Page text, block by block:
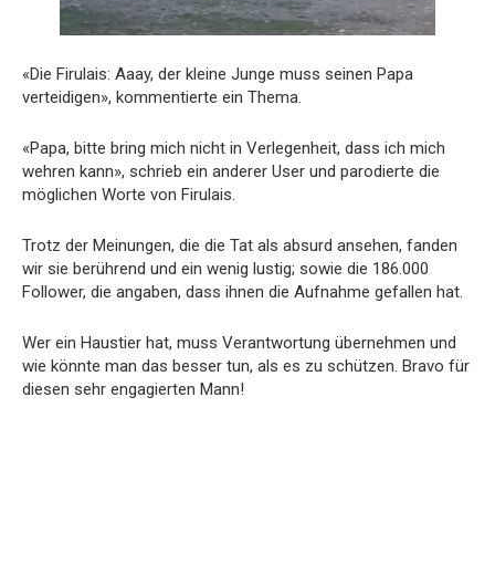
«Die Firulais: Aaay, der kleine Junge muss seinen Papa
verteidigen», kommentierte ein Thema.
«Papa, bitte bring mich nicht in Verlegenheit, dass ich mich
wehren kann», schrieb ein anderer User und parodierte die
möglichen Worte von Firulais.
Trotz der Meinungen, die die Tat als absurd ansehen, fanden
wir sie berührend und ein wenig lustig; sowie die 186.000
Follower, die angaben, dass ihnen die Aufnahme gefallen hat.
Wer ein Haustier hat, muss Verantwortung übernehmen und
wie könnte man das besser tun, als es zu schützen. Bravo für
diesen sehr engagierten Mann!